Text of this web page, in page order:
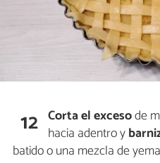
12 Corta el excesode
hacia adentro y
batido o una mezcla de